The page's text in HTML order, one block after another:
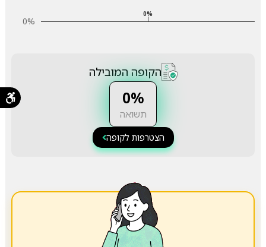
0%
0%
הקופה המובילה
0%
תשואה
הצטרפות לקופה